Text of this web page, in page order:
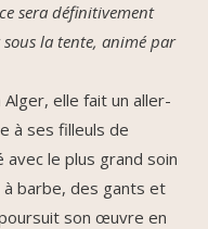
sera définitivement
la tente, animé par
elle fait un aller-
à ses filleuls de
avec le plus grand soin
barbe, des gants et
son œuvre en